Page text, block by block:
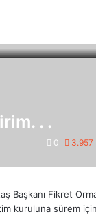
. .
0 3.957